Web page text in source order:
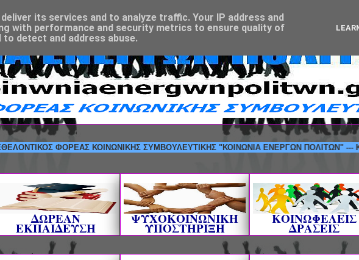
ΦΟΡΕΑΣ ΚΟΙΝΩΝΙΚΗΣ ΣΥΜΒΟΥΛΕΥΤΙΚΗΣ "ΚΟΙΝΩΝΙΑ ΕΝΕΡΓΩΝ ΠΟΛΙΤΩΝ" ---
ΔΩΡΕΑΝ
ΕΚΠΑΙΔΕΥΣΗ
ΨΥΧΟΚΟΙΝΩΝΙΚΗ
ΥΠΟΣΤΗΡΙΞΗ
ΚΟΙΝΩΦΕΛΕΙΣ
ΔΡΑΣΕΙΣ
its services and to analyze traffic. Your IP address and
with performance and security metrics to ensure quality of
detect and address abuse.